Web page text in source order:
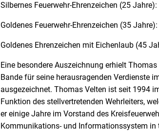
Silbernes Feuerwehr-Ehrenzeichen (25
Goldenes Feuerwehr-Ehrenzeichen (35
Goldenes Ehrenzeichen mit Eichenlaub (45
Eine besondere Auszeichnung erhielt
Bande für seine herausragenden Verdienste
ausgezeichnet. Thomas Velten ist seit 1994
Funktion des stellvertretenden Wehrleiters,
er einige Jahre im Vorstand des
Kommunikations- und Informationssystem in